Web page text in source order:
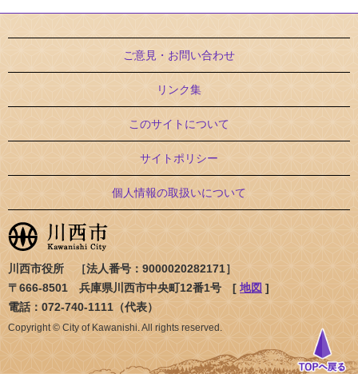
ご意見・お問い合わせ
リンク集
このサイトについて
サイトポリシー
個人情報の取扱いについて
川西市役所 ［法人番号：9000020282171］
〒666-8501 兵庫県川西市中央町12番1号 [ 地図 ]
電話：072-740-1111（代表）
Copyright © City of Kawanishi. All rights reserved.